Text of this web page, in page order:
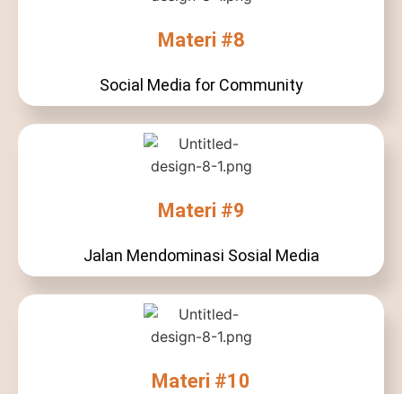
Materi #8
Social Media for Community
Materi #9
Jalan Mendominasi Sosial Media
Materi #10